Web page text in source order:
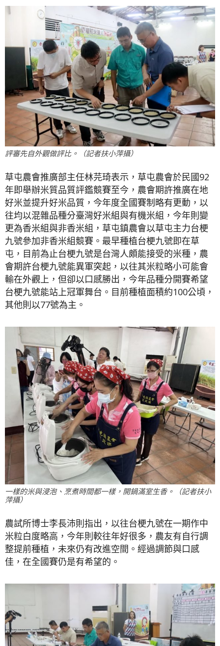
評審先自外觀做評比。（記者扶小萍攝）
草屯農會推廣部主任林芫琦表示，草屯農會於民國92
年即舉辦米質品質評鑑競賽至今，農會期許推廣在地
好米並提升好米品質，今年度全國賽制略有更動，以
往均以混雜品種分臺灣好米組與有機米組，今年則變
更為香米組與非香米組，草屯鎮農會以草屯主力台梗
九號參加非香米組競賽。最早種植台梗九號即在草
屯，目前為止台梗九號是台灣人頗能接受的米種，農
會期許台梗九號能異軍突起，以往其米粒略小可能會
輸在外觀上，但卻以口感勝出，今年品種分開賽希望
台梗九號能站上冠軍舞台。目前種植面積約100公頃，
其他則以77號為主。
一樣的米與浸泡、烹煮時間都一樣，開鍋滿室生香。（記者扶小
萍攝）
農試所博士李長沛則指出，以往台梗九號在一期作中
米粒白度略高，今年則較往年好很多，農友有自行調
整提前種植，未來仍有改進空間。經過調節與口感
佳，在全國賽仍是有希望的。